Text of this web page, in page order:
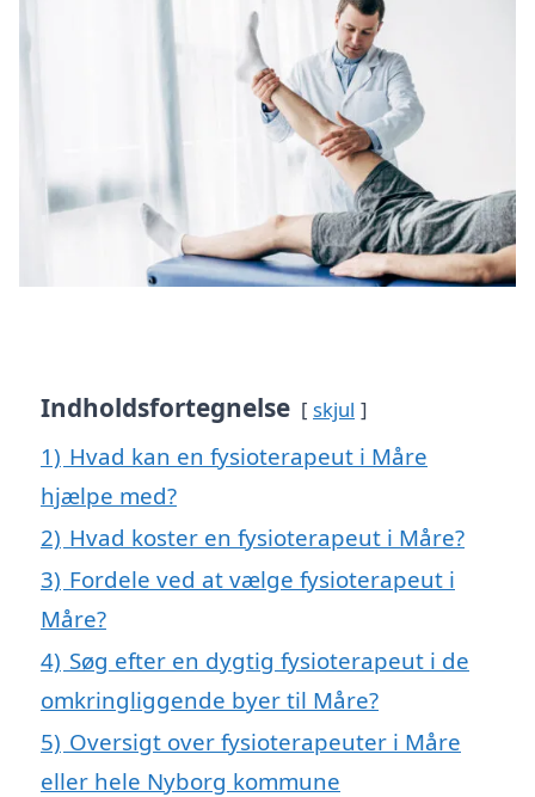
Indholdsfortegnelse skjul
1) Hvad kan en fysioterapeut i Måre
hjælpe med?
2) Hvad koster en fysioterapeut i Måre?
3) Fordele ved at vælge fysioterapeut i
Måre?
4) Søg efter en dygtig fysioterapeut i de
omkringliggende byer til Måre?
5) Oversigt over fysioterapeuter i Måre
eller hele Nyborg kommune